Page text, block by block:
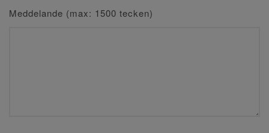
Meddelande (max: 1500 tecken)